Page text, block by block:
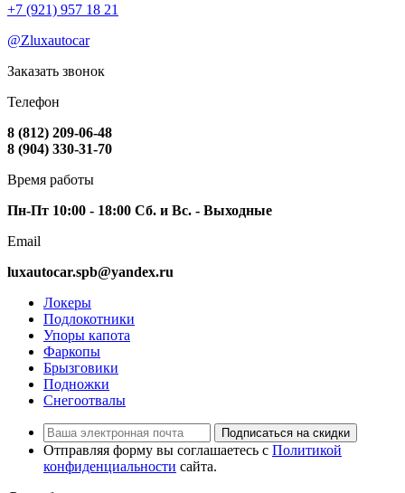
+7 (921) 957 18 21
@Zluxautocar
Заказать звонок
Телефон
8 (812) 209-06-48
8 (904) 330-31-70
Время работы
Пн-Пт 10:00 - 18:00 Сб. и Вс. - Выходные
Email
luxautocar.spb@yandex.ru
Локеры
Подлокотники
Упоры капота
Фаркопы
Брызговики
Подножки
Снегоотвалы
Подписаться на скидки
Отправляя форму вы соглашаетесь с Политикой
конфиденциальности сайта.